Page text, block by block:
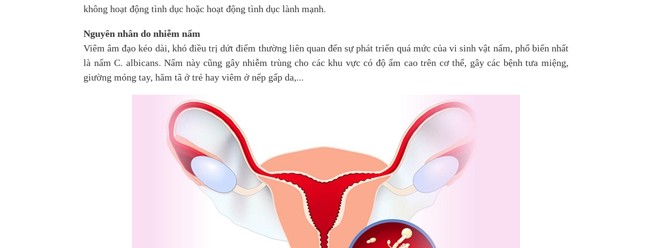
không hoạt động tình dục hoặc hoạt động tình dục lành mạnh.
Nguyên nhân do nhiễm nấm
Viêm âm đạo kéo dài, khó điều trị dứt điểm thường liên quan đến sự phát triển quá mức của vi sinh vật nấm, phổ biến nhất
là nấm C. albicans. Nấm này cũng gây nhiễm trùng cho các khu vực có độ ẩm cao trên cơ thể, gây các bệnh tưa miệng,
giường móng tay, hăm tã ở trẻ hay viêm ở nếp gấp da,...